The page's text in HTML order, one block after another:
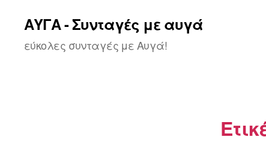
ΑΥΓΑ - Συνταγές με αυγά
εύκολες συνταγές με Αυγά!